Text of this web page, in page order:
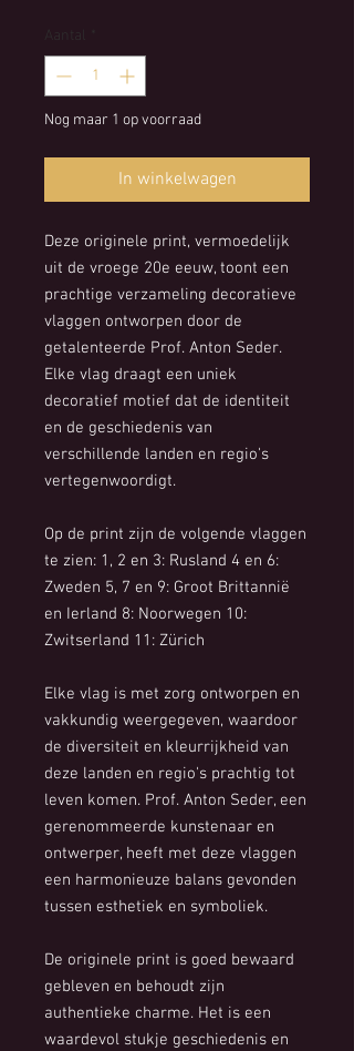
*
Nog maar 1 op voorraad
In winkelwagen
Deze originele print, vermoedelijk
uit de vroege 20e eeuw, toont een
prachtige verzameling decoratieve
vlaggen ontworpen door de
getalenteerde Prof. Anton Seder.
Elke vlag draagt een uniek
decoratief motief dat de identiteit
en de geschiedenis van
verschillende landen en regio's
vertegenwoordigt.
Op de print zijn de volgende vlaggen
te zien: 1, 2 en 3: Rusland 4 en 6:
Zweden 5, 7 en 9: Groot Brittannië
en Ierland 8: Noorwegen 10:
Zwitserland 11: Zürich
Elke vlag is met zorg ontworpen en
vakkundig weergegeven, waardoor
de diversiteit en kleurrijkheid van
deze landen en regio's prachtig tot
leven komen. Prof. Anton Seder, een
gerenommeerde kunstenaar en
ontwerper, heeft met deze vlaggen
een harmonieuze balans gevonden
tussen esthetiek en symboliek.
De originele print is goed bewaard
gebleven en behoudt zijn
authentieke charme. Het is een
waardevol stukje geschiedenis en